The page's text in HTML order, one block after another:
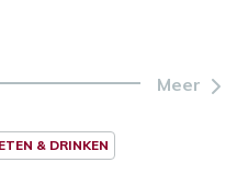
Meer
ETEN & DRINKEN